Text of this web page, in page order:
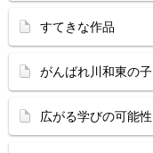
すてきな作品
がんばれ川和東の子
広がる学びの可能性